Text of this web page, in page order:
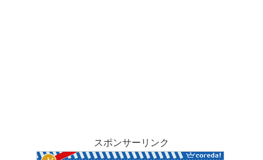
スポンサーリンク